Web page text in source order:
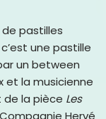
pastilles
une pastille
un between
et la musicienne
de la pièce Les
Hervé